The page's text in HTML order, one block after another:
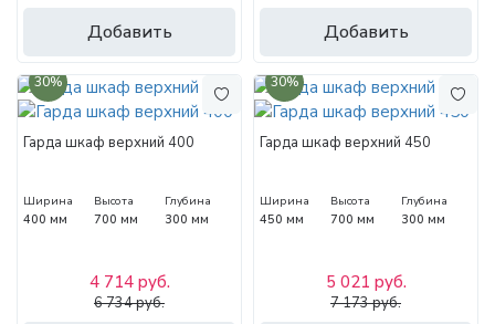
Добавить Добавить
30%
Гарда шкаф верхний 400
Ширина
400 мм
Высота
700 мм
Глубина
300 мм
4 714 руб.
6 734 руб.
30%
Гарда шкаф верхний 450
Ширина
450 мм
Высота
700 мм
Глубина
300 мм
5 021 руб.
7 173 руб.